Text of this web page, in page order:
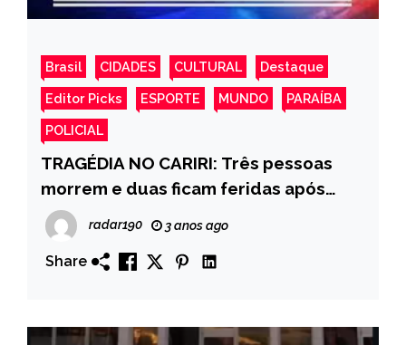
Brasil CIDADES CULTURAL Destaque
Editor Picks ESPORTE MUNDO PARAÍBA
POLICIAL
TRAGÉDIA NO CARIRI: Três pessoas
morrem e duas ficam feridas após
colisão entre carro e moto; vítimas
foram atacadas por abelhas
radar190 3 anos ago
Share